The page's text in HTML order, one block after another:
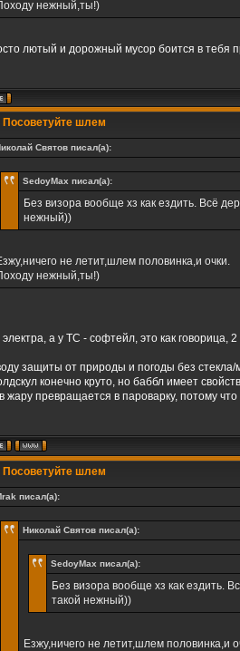
нежный,ты!)
лютый и дорожный мусор боится в тебя
Посоветуйте шлем
Святов писал(а):
SedoyMax писал(а):
Без визора вообще хз как ездить. Всё
нежный))
не летит,шлем половинка,и очки.
нежный,ты!)
электра, а у ТС - софтейл, это как
защиты от природы и погоды без
конечно круто, но баббл имеет
жару превращается в пароварку, потому
Посоветуйте шлем
писал(а):
Николай Святов писал(а):
SedoyMax писал(а):
Без визора вообще хз как ездить.
такой нежный))
Езжу,ничего не летит,шлем половинка,и